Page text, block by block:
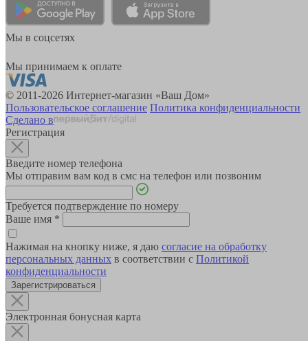
Мы в соцсетях
Мы принимаем к оплате
© 2011-2026 Интернет-магазин «Ваш Дом»
Пользовательское соглашение Политика конфиденциальности
Сделано в
Регистрация
Введите номер телефона
Мы отправим вам код в смс на телефон или позвоним
Требуется подтверждение по номеру
Ваше имя *
Нажимая на кнопку ниже, я даю согласие на обработку
персональных данных в соответствии с Политикой
конфиденциальности
Зарегистрироваться
Электронная бонусная карта